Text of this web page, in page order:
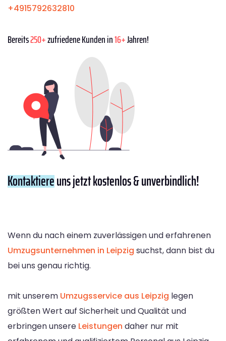
+4915792632810
Bereits250+zufriedene Kunden in16+Jahren!
Kontaktiereuns jetzt kostenlos & unverbindlich!
Wenn du nach einem zuverlässigen und erfahrenen
Umzugsunternehmen in Leipzig suchst, dann bist du
bei uns genau richtig.
mit unserem Umzugsservice aus Leipzig legen
größten Wert auf Sicherheit und Qualität und
erbringen unsere Leistungen daher nur mit